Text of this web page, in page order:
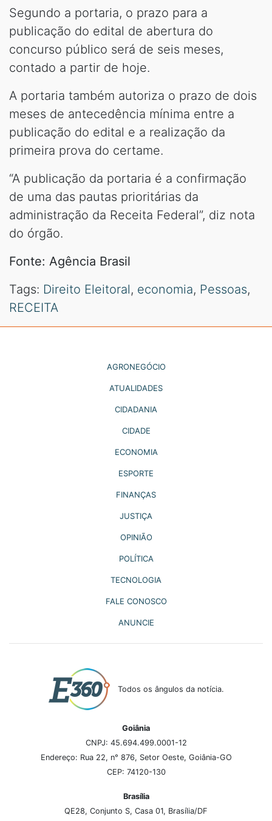
Segundo a portaria, o prazo para a
publicação do edital de abertura do
concurso público será de seis meses,
contado a partir de hoje.
A portaria também autoriza o prazo de dois
meses de antecedência mínima entre a
publicação do edital e a realização da
primeira prova do certame.
“A publicação da portaria é a confirmação
de uma das pautas prioritárias da
administração da Receita Federal”, diz nota
do órgão.
Fonte: Agência Brasil
Tags: Direito Eleitoral, economia, Pessoas,
RECEITA
AGRONEGÓCIO
ATUALIDADES
CIDADANIA
CIDADE
ECONOMIA
ESPORTE
FINANÇAS
JUSTIÇA
OPINIÃO
POLÍTICA
TECNOLOGIA
FALE CONOSCO
ANUNCIE
Todos os ângulos da notícia.
Goiânia
CNPJ: 45.694.499.0001-12
Endereço: Rua 22, n° 876, Setor Oeste, Goiânia-GO
CEP: 74120-130
Brasília
QE28, Conjunto S, Casa 01, Brasília/DF